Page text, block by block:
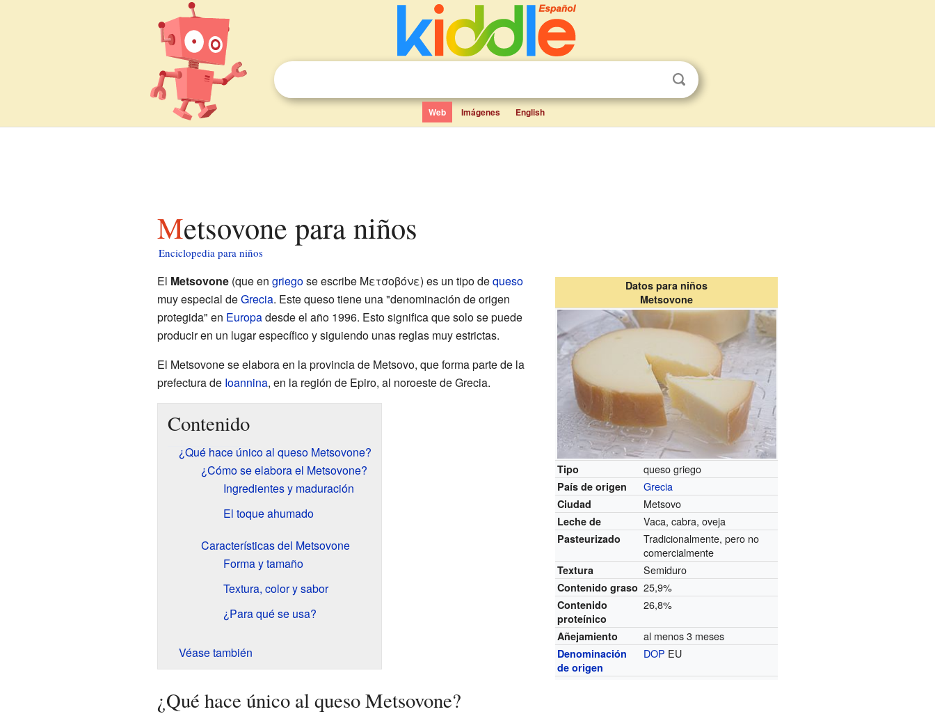
Web Imágenes English
Metsovone para niños
Enciclopedia para niños
Datos para niños
Metsovone
Tipo queso griego
País de origen Grecia
Ciudad Metsovo
Leche de Vaca, cabra, oveja
Pasteurizado
Tradicionalmente, pero no
comercialmente
Textura Semiduro
Contenido graso 25,9%
Contenido
proteínico
26,8%
Añejamiento al menos 3 meses
Denominación
de origen
DOP EU
El Metsovone(que en griegose escribe Μετσοβόνε) es un tipo dequeso
muy especial deGrecia. Este queso tiene una "denominación de origen
protegida" en Europadesde el año 1996. Esto significa que solo se puede
producir en un lugar específico y siguiendo unas reglas muy estrictas.
El Metsovone se elabora en la provincia de Metsovo, que forma parte de la
prefectura de Ioannina, en la región de Epiro, al noroeste de Grecia.
Contenido
¿Qué hace único al queso Metsovone?
¿Cómo se elabora el Metsovone?
Ingredientes y maduración
El toque ahumado
Características del Metsovone
Forma y tamaño
Textura, color y sabor
¿Para qué se usa?
Véase también
¿Qué hace único al queso Metsovone?